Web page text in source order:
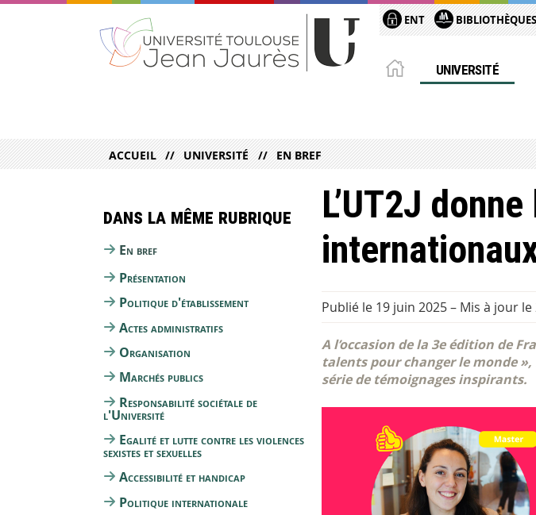
ENT
UNIVERSITÉ
ACCUEIL UNIVERSITÉ EN BREF
L’UT2J
Publié le 19 juin 2025– Mis à jour le
A l’occasion de la 3e édition de
talents pour changer le monde
série de témoignages inspirants.
Dans la même rubrique
En bref
Présentation
Politique d'établissement
Actes administratifs
Organisation
Marchés publics
Responsabilité sociétale de
l'Université
Egalité et lutte contre les violences
sexistes et sexuelles
Accessibilité et handicap
Politique internationale